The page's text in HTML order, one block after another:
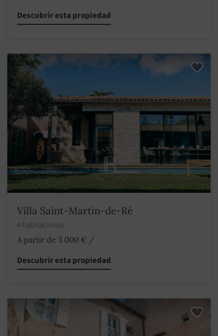
Descubrir esta propiedad
Villa Saint-Martin-de-Ré
4 habitaciones
A partir de 3 000 € /
Descubrir esta propiedad